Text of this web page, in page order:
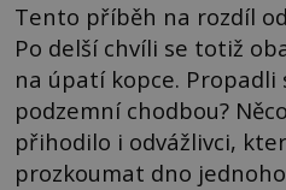
Tento příběh na rozdíl
Po delší chvíli se totiž
na úpatí kopce. Propadli
podzemní chodbou?
přihodilo i odvážlivci,
prozkoumat dno